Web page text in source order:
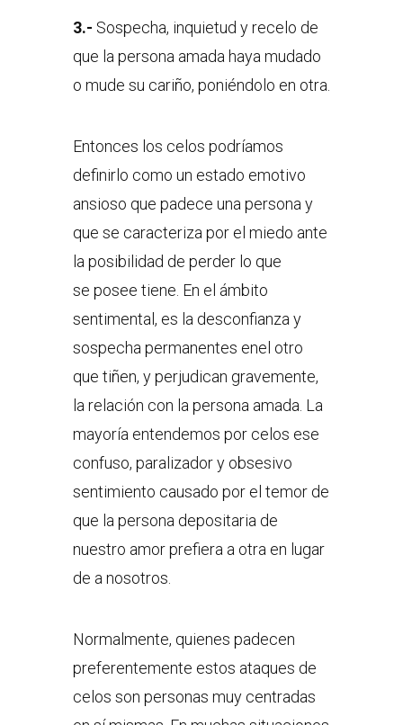
3.- Sospecha, inquietud y recelo de
que la persona amada haya mudado
o mude su cariño, poniéndolo en otra.
Entonces los celos podríamos
definirlo como un estado emotivo
ansioso que padece una persona y
que se caracteriza por el miedo ante
la posibilidad de perder lo que
se posee tiene. En el ámbito
sentimental, es la desconfianza y
sospecha permanentes enel otro
que tiñen, y perjudican gravemente,
la relación con la persona amada. La
mayoría entendemos por celos ese
confuso, paralizador y obsesivo
sentimiento causado por el temor de
que la persona depositaria de
nuestro amor prefiera a otra en lugar
de a nosotros.
Normalmente, quienes padecen
preferentemente estos ataques de
celos son personas muy centradas